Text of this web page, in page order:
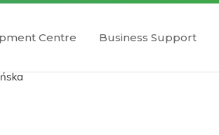
Centre Business Support